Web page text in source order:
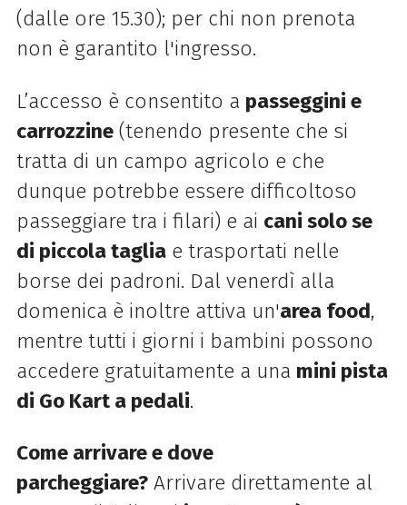
(dalle ore 15.30); per chi non prenota
non è garantito l'ingresso.
L’accesso è consentito a passeggini e
carrozzine(tenendo presente che si
tratta di un campo agricolo e che
dunque potrebbe essere difficoltoso
passeggiare tra i filari) e ai cani solo se
di piccola tagliae trasportati nelle
borse dei padroni. Dal venerdì alla
domenica è inoltre attiva un'area food,
mentre tutti i giorni i bambini possono
accedere gratuitamente a una mini pista
di Go Kart a pedali.
Come arrivare e dove
parcheggiare?Arrivare direttamente al